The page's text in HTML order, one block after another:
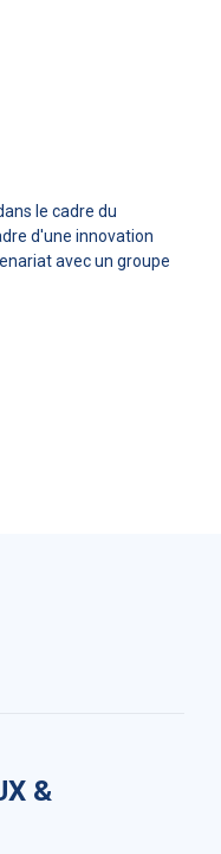
le cadre du
d'une innovation
avec un groupe
&